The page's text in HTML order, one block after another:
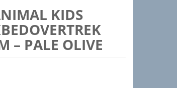
KIDS
– PALE OLIVE